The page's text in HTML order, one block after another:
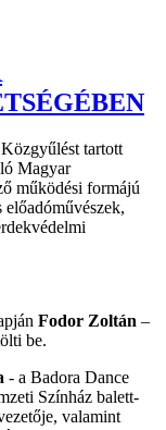
tartott
Magyar
működési formájú
előadóművészek,
Fodor Zoltán –
be.
- a Badora Dance
Színház balett-
valamint